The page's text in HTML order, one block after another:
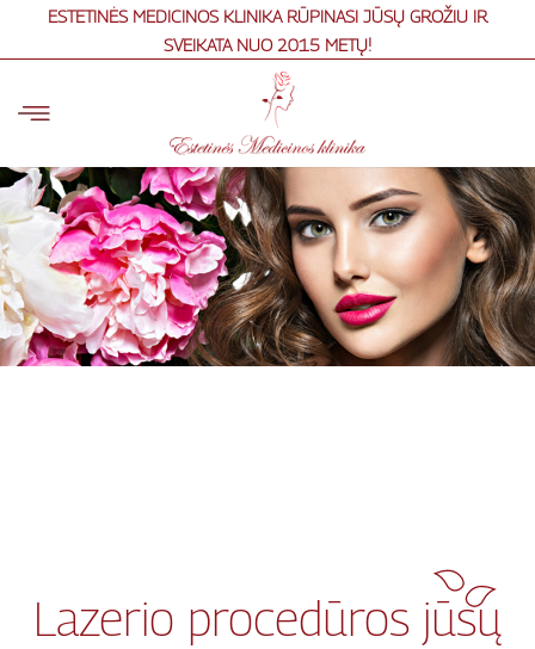
ESTETINĖS MEDICINOS KLINIKA RŪPINASI JŪSŲ GROŽIU IR
SVEIKATA NUO 2015 METŲ!
Lazerio procedūros jūsų